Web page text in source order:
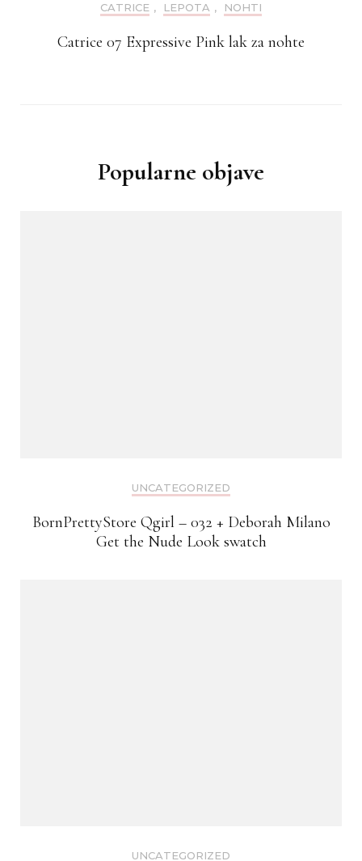
CATRICE , LEPOTA , NOHTI
Catrice 07 Expressive Pink lak za nohte
Popularne objave
UNCATEGORIZED
BornPrettyStore Qgirl – 032 + Deborah Milano
Get the Nude Look swatch
UNCATEGORIZED